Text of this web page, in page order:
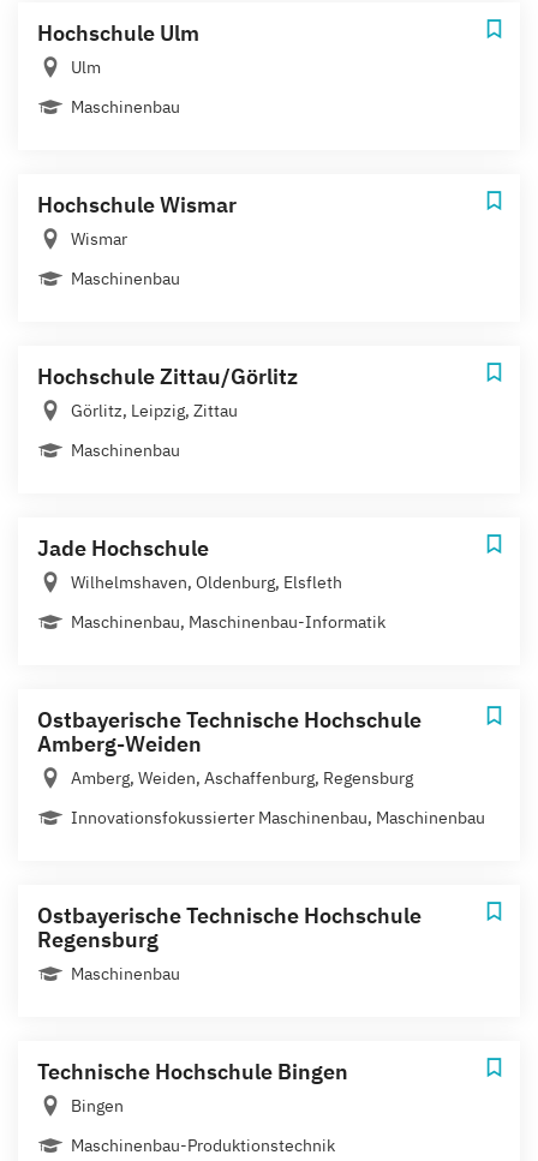
Hochschule Ulm
Ulm
Maschinenbau
Hochschule Wismar
Wismar
Maschinenbau
Hochschule Zittau/Görlitz
Görlitz, Leipzig, Zittau
Maschinenbau
Jade Hochschule
Wilhelmshaven, Oldenburg, Elsfleth
Maschinenbau, Maschinenbau-Informatik
Ostbayerische Technische Hochschule
Amberg-Weiden
Amberg, Weiden, Aschaffenburg, Regensburg
Innovationsfokussierter Maschinenbau, Maschinenbau
Ostbayerische Technische Hochschule
Regensburg
Maschinenbau
Technische Hochschule Bingen
Bingen
Maschinenbau-Produktionstechnik